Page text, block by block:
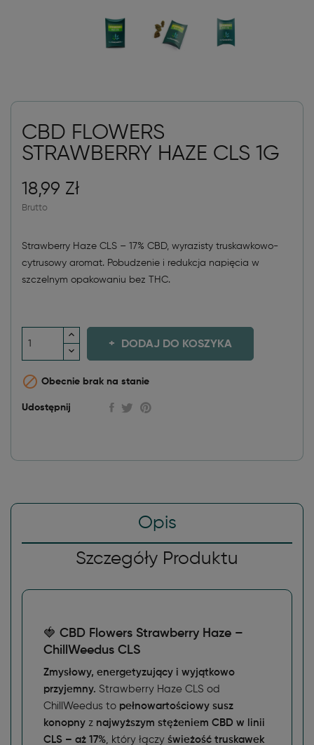
CBD FLOWERS
STRAWBERRY HAZE CLS 1G
18,99 Zł
Brutto
Strawberry Haze CLS – 17% CBD, wyrazisty truskawkowo-
cytrusowy aromat. Pobudzenie i redukcja napięcia w
szczelnym opakowaniu bez THC.
DODAJ DO KOSZYKA
 Obecnie brak na stanie
Udostępnij
Opis
Szczegóły Produktu
🍓 CBD Flowers Strawberry Haze –
ChillWeedus CLS
Zmysłowy, energetyzujący i wyjątkowo
przyjemny. Strawberry Haze CLS od
ChillWeedus to pełnowartościowy susz
konopny z najwyższym stężeniem CBD w linii
CLS – aż 17%, który łączy świeżość truskawek